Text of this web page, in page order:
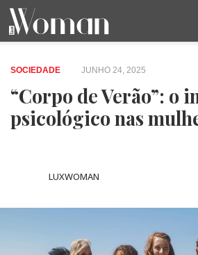
BELEZA
CAPA
LIFESTYLE
MODA
OPINIÃO
PESSOAS
SOCIEDADE
VIDEOS
SOCIEDADE JUNHO 24, 2025
“Corpo de Verão”: o
psicológico nas
LUXWOMAN